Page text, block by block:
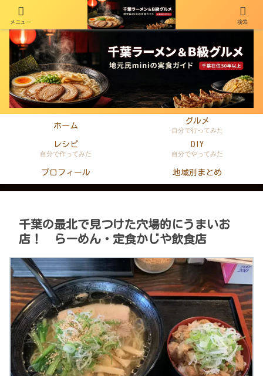
千葉在住50年以上のminiがラーメン・町中華・B級グルメを本音レビュー
ホーム
グルメ
自分で行ってみた
レシピ
自分で作ってみた
DIY
自分でやってみた
プロフィール 地域別まとめ
千葉の最北で見つけた穴場的にうまいお
店！ らーめん・定食かじや飲食店
メニュー 検索